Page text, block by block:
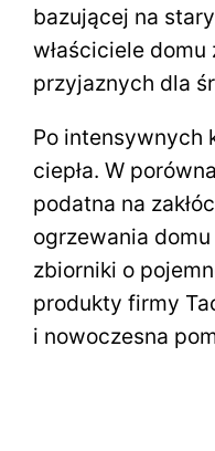
bazującej na
właściciele
przyjaznych dla
Po intensywnych
ciepła. W
podatna na
ogrzewania
zbiorniki o
produkty firmy
i nowoczesna